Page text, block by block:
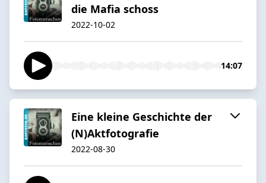
die Mafia schoss
2022-10-02
14:07
Eine kleine Geschichte der
(N)Aktfotografie
2022-08-30